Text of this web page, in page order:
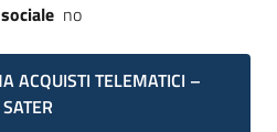
no
ACQUISTI TELEMATICI –
SATER